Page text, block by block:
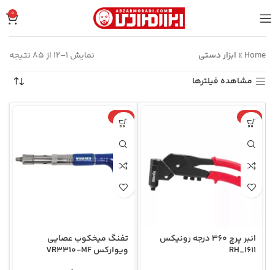
0
Home
» ابزار دستی
نمایش 1–12 از 85 نتیجه
مشاهده فیلترها
-16%
انبر پرچ 360 درجه رونیکس
RH_1611
-51%
تفنگ میخکوب عصایی
ویوارکس VR3310-MF